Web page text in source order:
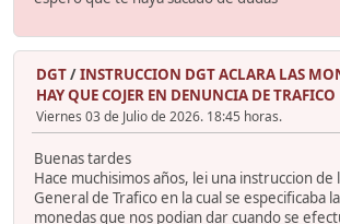
DGT/INSTRUCCION DGT ACLARA LAS
HAY QUE COJER EN DENUNCIA DE TRAFICO
Viernes 03 de Julio de 2026. 18:45 horas.
Buenas tardes
Hace muchisimos años, lei una instruccion de
General de Trafico en la cual se especificaba
monedas que nos podian dar cuando se